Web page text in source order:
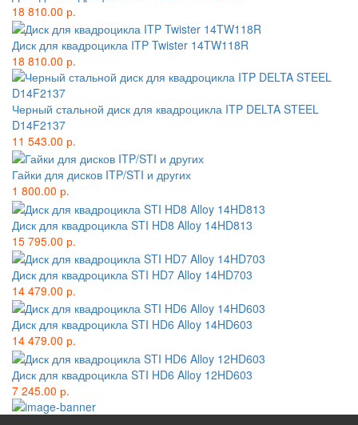
18 810.00 р.
Диск для квадроцикла ITP Twister 14TW118R
18 810.00 р.
Черный стальной диск для квадроцикла ITP DELTA STEEL
D14F2137
11 543.00 р.
Гайки для дисков ITP/STI и других
1 800.00 р.
Диск для квадроцикла STI HD8 Alloy 14HD813
15 795.00 р.
Диск для квадроцикла STI HD7 Alloy 14HD703
14 479.00 р.
Диск для квадроцикла STI HD6 Alloy 14HD603
14 479.00 р.
Диск для квадроцикла STI HD6 Alloy 12HD603
7 245.00 р.